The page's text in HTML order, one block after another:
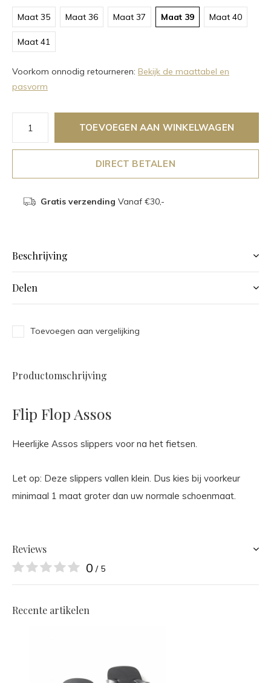
Maat 35 Maat 36 Maat 37 Maat 39 Maat 40
Maat 41
Voorkom onnodig retourneren: Bekijk de maattabel en
pasvorm
TOEVOEGEN AAN WINKELWAGEN
DIRECT BETALEN
Gratis verzending Vanaf €30,-
Beschrijving
Delen
Toevoegen aan vergelijking
Productomschrijving
Flip Flop Assos
Heerlijke Assos slippers voor na het fietsen.
Let op: Deze slippers vallen klein. Dus kies bij voorkeur
minimaal 1 maat groter dan uw normale schoenmaat.
Reviews
0 / 5
Recente artikelen